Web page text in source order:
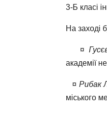
3-Б класі
На заході
¤
академії
¤ Рибак
міського